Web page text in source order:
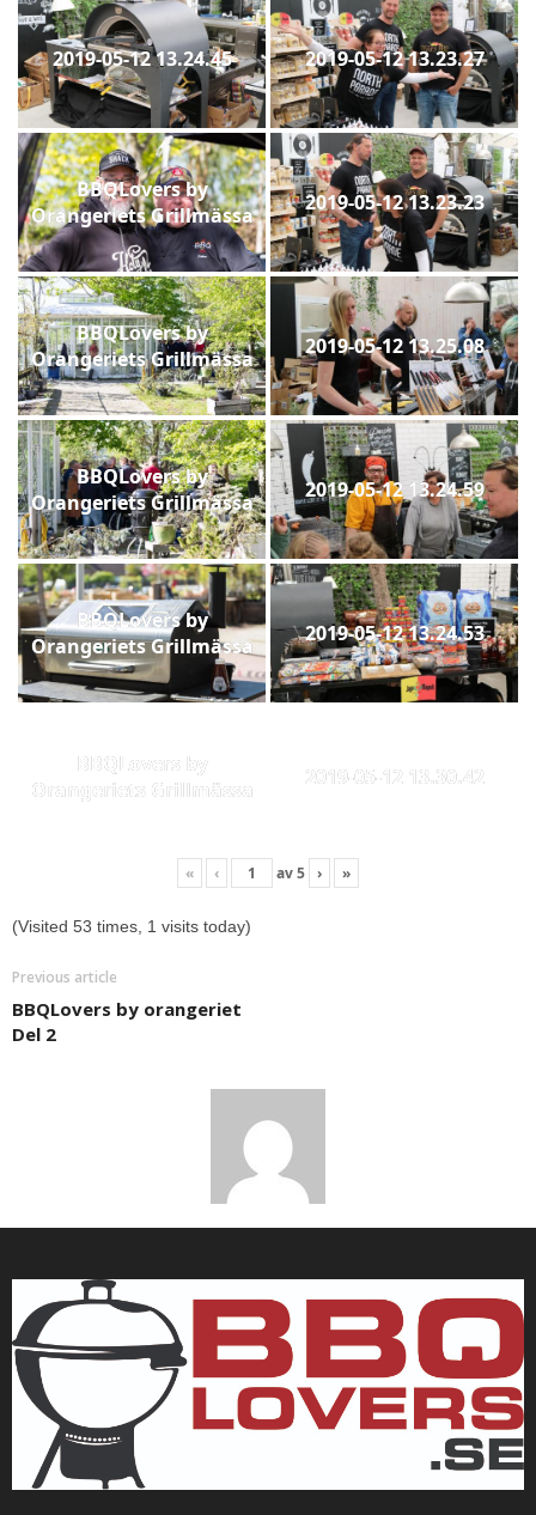
2019-05-12 13.24.45 2019-05-12 13.23.27
BBQLovers by
Orangeriets Grillmässa
2019-05-12 13.23.23
BBQLovers by
Orangeriets Grillmässa
2019-05-12 13.25.08
BBQLovers by
Orangeriets Grillmässa
2019-05-12 13.24.59
BBQLovers by
Orangeriets Grillmässa
2019-05-12 13.24.53
BBQLovers by
Orangeriets Grillmässa
2019-05-12 13.30.42
« ‹ av5 › »
(Visited 53 times, 1 visits today)
Previous article
BBQLovers by orangeriet
Del 2